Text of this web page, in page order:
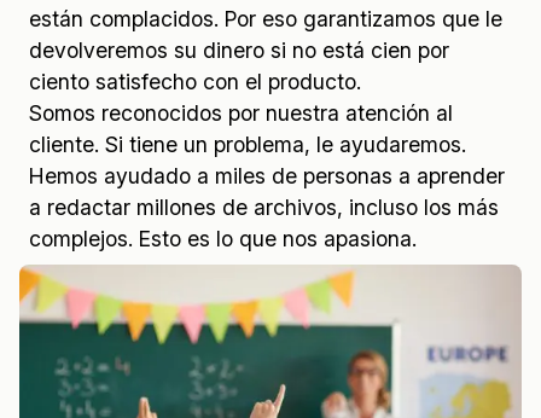
están complacidos. Por eso garantizamos que le
devolveremos su dinero si no está cien por
ciento satisfecho con el producto.
Somos reconocidos por nuestra atención al
cliente. Si tiene un problema, le ayudaremos.
Hemos ayudado a miles de personas a aprender
a redactar millones de archivos, incluso los más
complejos. Esto es lo que nos apasiona.